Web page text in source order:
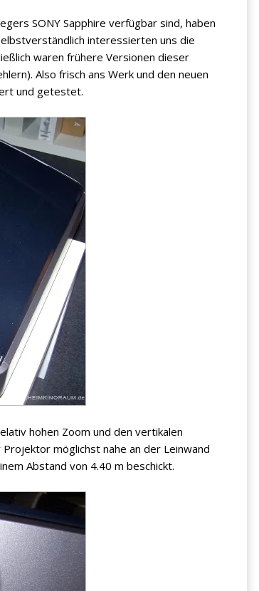
SONY Sapphire verfügbar sind, haben
interessierten uns die
waren frühere Versionen dieser
Also frisch ans Werk und den neuen
und getestet.
hohen Zoom und den vertikalen
möglichst nahe an der Leinwand
Abstand von 4.40 m beschickt.